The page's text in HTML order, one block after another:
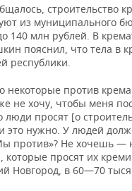
строительство
из муниципального
140 млн рублей. В
пояснил, что тела в
республики.
некоторые против
не хочу, чтобы меня
люди просят [о
это нужно. У людей
против»? Не хочешь —
которые просят их
Новгород, в 60—70